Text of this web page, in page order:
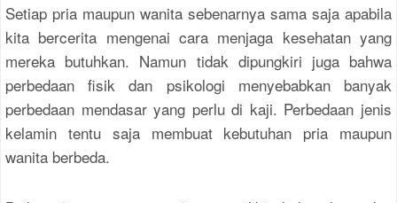
Setiap pria maupun wanita sebenarnya sama saja apabila
kita bercerita mengenai cara menjaga kesehatan yang
mereka butuhkan. Namun tidak dipungkiri juga bahwa
perbedaan fisik dan psikologi menyebabkan banyak
perbedaan mendasar yang perlu di kaji. Perbedaan jenis
kelamin tentu saja membuat kebutuhan pria maupun
wanita berbeda.